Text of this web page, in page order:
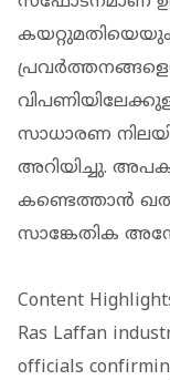
സാധാരണ
അറിയിച്ചു.
കണ്ടെത്താൻ
സാങ്കേതിക
Content
Ras Laffan
officials